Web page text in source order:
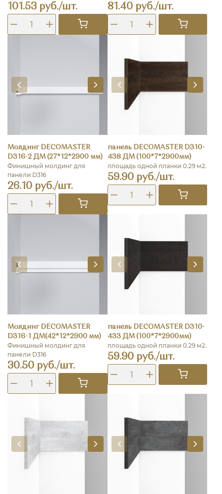
101.53 руб./шт. 81.40 руб./шт.
Молдинг DECOMASTER
D316-2 ДМ (27*12*2900 мм)
Финишный молдинг для
панели D316
26.10 руб./шт.
панель DECOMASTER D310-
438 ДМ (100*7*2900мм)
площадь одной планки 0.29 м2.
59.90 руб./шт.
Молдинг DECOMASTER
D316-1 ДМ(42*12*2900 мм)
Финишный молдинг для
панели D316
30.50 руб./шт.
панель DECOMASTER D310-
433 ДМ (100*7*2900мм)
площадь одной планки 0.29 м2.
59.90 руб./шт.